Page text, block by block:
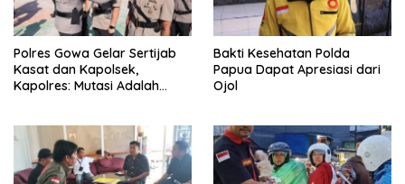
Polres Gowa Gelar Sertijab
Kasat dan Kapolsek,
Kapolres: Mutasi Adalah
Bakti Kesehatan Polda
Papua Dapat Apresiasi dari
Ojol